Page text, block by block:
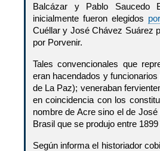
Balcázar y Pablo Saucedo
inicialmente fueron elegidos
Cuéllar y José Chávez Suárez
por Porvenir.
Tales convencionales que
eran hacendados y
de La Paz); veneraban
en coincidencia con los
nombre de Acre sino el de
Brasil que se produjo entre
Según informa el historiador